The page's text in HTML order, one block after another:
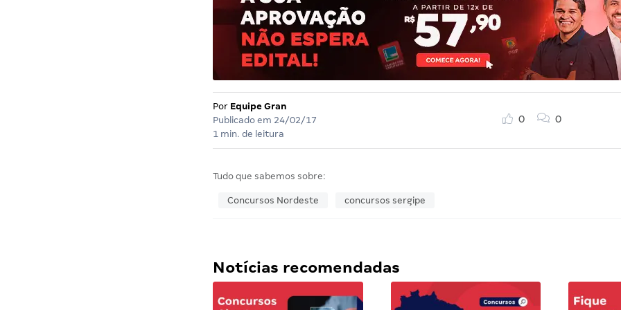
Por Equipe Gran
Publicado em 24/02/17
1 min. de leitura
0 0
Tudo que sabemos sobre:
Concursos Nordeste concursos sergipe
Notícias recomendadas